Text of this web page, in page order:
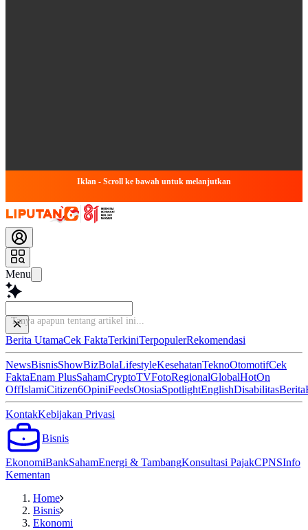
Iklan - Scroll ke bawah untuk melanjutkan
Menu
Tanya apapun tentang a
Berita UtamaCek FaktaTerkiniTerpopulerRekomendasi
NewsBisnisShowBizBolaLifestyleKesehatanTeknoOtomotifCek
FaktaEnam PlusSahamCryptoTVFotoRegionalGlobalHotOn
OffIslamiCitizen6OpiniFeedsOtosiaSpotlightEnglishDisabilitasBerita
KontakKebijakan Privasi
Bisnis
EkonomiBankSahamEnergi & TambangKonsultasi PajakCPNSInfo
Kementan
Home
Bisnis
Ekonomi